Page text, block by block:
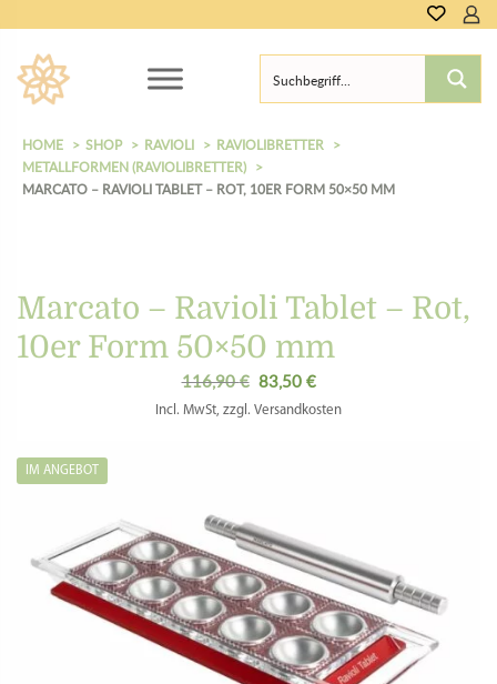
0,00
HOME SHOP RAVIOLI
RAVIOLIBRETTER
METALLFORMEN (RAVIOLIBRETTER)
MARCATO – RAVIOLI TABLET – ROT, 10ER FORM 50×50 MM
Marcato – Ravioli Tablet – Rot,
10er Form 50×50 mm
116,90€
Ursprünglicher
Preis
83,50 €Aktueller
Preis
Incl. MwSt, zzgl. Versandkosten
IM ANGEBOT